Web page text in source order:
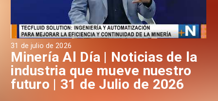
31 de julio de 2026
Minería Al Día | Noticias de la
industria que mueve nuestro
futuro | 31 de Julio de 2026